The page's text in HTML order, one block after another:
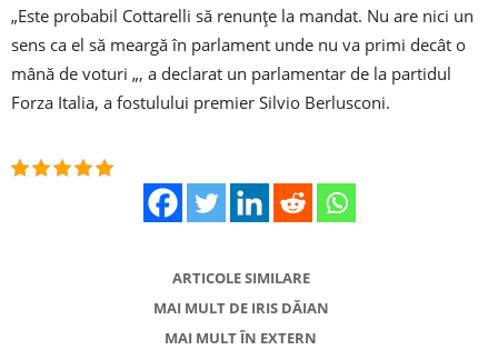
„Este probabil Cottarelli să renunțe la mandat. Nu are nici un
sens ca el să meargă în parlament unde nu va primi decât o
mână de voturi „, a declarat un parlamentar de la partidul
Forza Italia, a fostulului premier Silvio Berlusconi.
ARTICOLE SIMILARE
MAI MULT DE IRIS DĂIAN
MAI MULT ÎN EXTERN